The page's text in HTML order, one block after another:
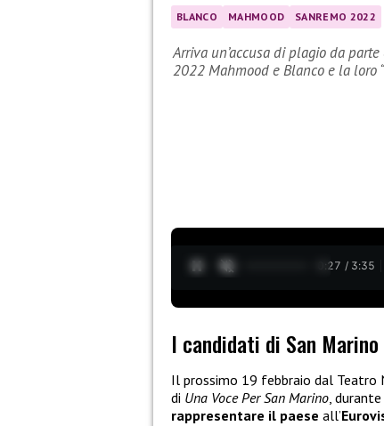
BLANCO MAHMOOD SANREMO 2022
Arriva un’accusa di plagio da
2022 Mahmood e Blanco e la loro
0:28 / 3:35
I candidati di San Marino
Il prossimo 19 febbraio dal Teatro
di Una Voce Per San Marino,
rappresentare il paese all’